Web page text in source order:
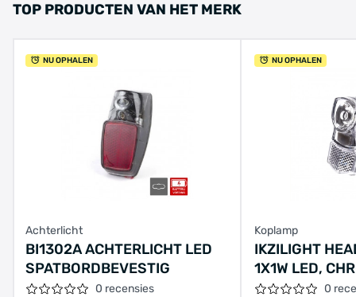
TOP PRODUCTEN VAN HET MERK
NU OPHALEN
Achterlicht
BI1302A ACHTERLICHT LED
SPATBORDBEVESTIG
0 recensies
NU OPHALEN
Koplamp
IKZILIGHT
1X1W LED,
BRACKET 0